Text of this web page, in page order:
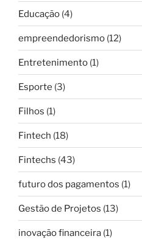
Educação (4)
empreendedorismo (12)
Entretenimento (1)
Esporte (3)
Filhos (1)
Fintech (18)
Fintechs (43)
futuro dos pagamentos (1)
Gestão de Projetos (13)
inovação financeira (1)